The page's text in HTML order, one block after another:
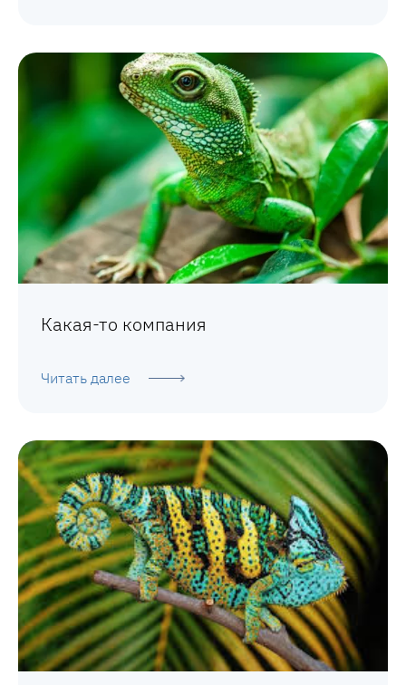
Какая-то компания
Читать далее